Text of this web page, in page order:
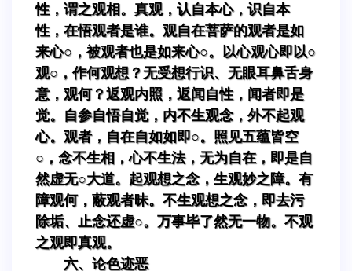
性，谓之观相。真观，认自本心，识自本
性，在悟观者是谁。观自在菩萨的观者是如
来心○，被观者也是如来心○。以心观心即以○
观○，作何观想？无受想行识、无眼耳鼻舌身
意，观何？返观内照，返闻自性，闻者即是
觉。自参自悟自觉，内不生观念，外不起观
心。观者，自在自如如即○。照见五蕴皆空
○，念不生相，心不生法，无为自在，即是自
然虚无○大道。起观想之念，生观妙之障。有
障观何，蔽观者昧。不生观想之念，即去污
除垢、止念还虚○。万事毕了然无一物。不观
之观即真观。
六、论色迹恶